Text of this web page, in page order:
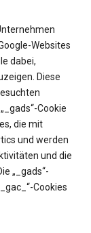
Websites
dabei,
Diese
Cookie
die mit
und werden
und die
„_gads“-
Cookies